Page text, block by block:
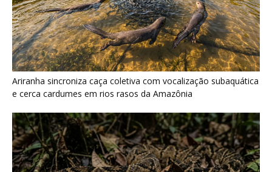
Surucucu detecta calor pela fosseta loreal e prepara ataque de
emboscada no escuro da floresta
Últimas noticias